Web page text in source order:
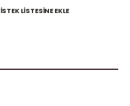
İSTEK LISTESINE EKLE